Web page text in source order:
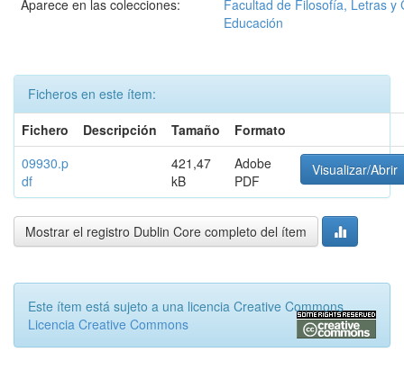
Aparece en las colecciones:
Facultad de Filosofía, Letras y
Educación
Ficheros en este ítem:
Fichero
Descripción Tamaño
Formato
09930.p
df
421,47
kB
Adobe
PDF
Visualizar/Abrir
Mostrar el registro Dublin Core completo del ítem
Este ítem está sujeto a una licencia Creative Commons
Licencia Creative Commons